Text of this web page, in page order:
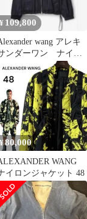
¥ 109,800
wang アレキ
ンダーワン ナイロ
ンジャケット Mサイ
ズ
¥80,000
WANG
イロンジャケット 48